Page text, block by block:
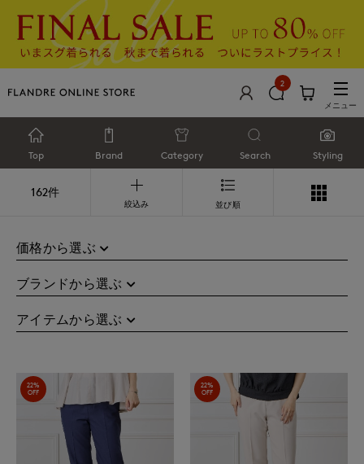
2
メニュー
Top Brand Category Search Styling
162件
絞込み 並び順
価格から選ぶ
ブランドから選ぶ
アイテムから選ぶ
22%
OFF
22%
OFF